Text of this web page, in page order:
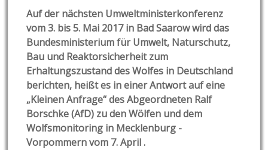
Auf der nächsten Umweltministerkonferenz
vom 3. bis 5. Mai 2017 in Bad Saarow wird das
Bundesministerium für Umwelt, Naturschutz,
Bau und Reaktorsicherheit zum
Erhaltungszustand des Wolfes in Deutschland
berichten, heißt es in einer Antwort auf eine
„Kleinen Anfrage“ des Abgeordneten Ralf
Borschke (AfD) zu den Wölfen und dem
Wolfsmonitoring in Mecklenburg -
Vorpommern vom 7. April .